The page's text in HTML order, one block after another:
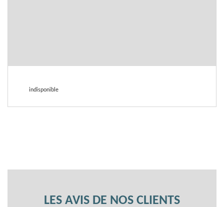
indisponible
LES AVIS DE NOS CLIENTS